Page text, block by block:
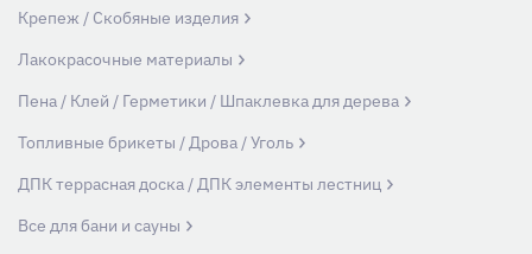
Крепеж / Скобяные изделия
Лакокрасочные материалы
Пена / Клей / Герметики / Шпаклевка для дерева
Топливные брикеты / Дрова / Уголь
ДПК террасная доска / ДПК элементы лестниц
Все для бани и сауны